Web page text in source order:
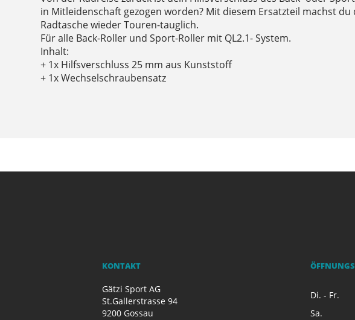
in Mitleidenschaft gezogen worden? Mit diesem Ersatzteil machst du
Radtasche wieder Touren-tauglich.
Für alle Back-Roller und Sport-Roller mit QL2.1- System.
Inhalt:
+ 1x Hilfsverschluss 25 mm aus Kunststoff
+ 1x Wechselschraubensatz
KONTAKT
Gätzi Sport AG
St.Gallerstrasse 94
9200 Gossau
Di. - Fr.
Sa.